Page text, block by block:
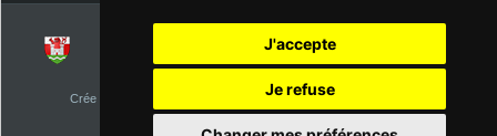
J'accepte
Je refuse
Crée par | Theme Designé et hébergé par : NetClic.fr
visiteurs depuis le 1er janvier 2015